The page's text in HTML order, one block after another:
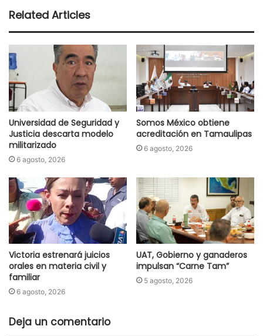
Related Articles
Universidad de Seguridad y
Justicia descarta modelo
militarizado
6 agosto, 2026
Somos México obtiene
acreditación en Tamaulipas
6 agosto, 2026
Victoria estrenará juicios
orales en materia civil y
familiar
6 agosto, 2026
UAT, Gobierno y ganaderos
impulsan “Carne Tam”
5 agosto, 2026
Deja un comentario